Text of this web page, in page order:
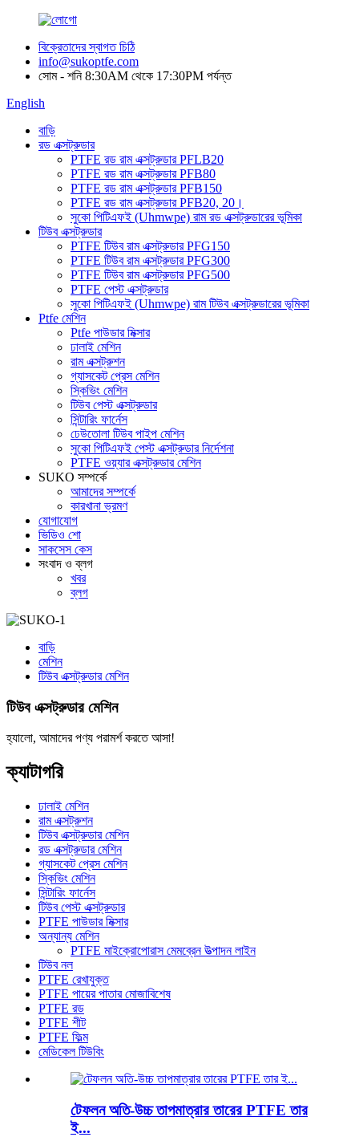
বিক্রেতাদের স্বাগত চিঠি
info@sukoptfe.com
সোম - শনি 8:30AM থেকে 17:30PM পর্যন্ত
English
বাড়ি
রড এক্সট্রুডার
PTFE রড রাম এক্সট্রুডার PFLB20
PTFE রড রাম এক্সট্রুডার PFB80
PTFE রড রাম এক্সট্রুডার PFB150
PTFE রড রাম এক্সট্রুডার PFB20, 20।
সুকো পিটিএফই (Uhmwpe) রাম রড এক্সট্রুডারের ভূমিকা
টিউব এক্সট্রুডার
PTFE টিউব রাম এক্সট্রুডার PFG150
PTFE টিউব রাম এক্সট্রুডার PFG300
PTFE টিউব রাম এক্সট্রুডার PFG500
PTFE পেস্ট এক্সট্রুডার
সুকো পিটিএফই (Uhmwpe) রাম টিউব এক্সট্রুডারের ভূমিকা
Ptfe মেশিন
Ptfe পাউডার মিক্সার
ঢালাই মেশিন
রাম এক্সট্রুশন
গ্যাসকেট প্রেস মেশিন
স্কিভিং মেশিন
টিউব পেস্ট এক্সট্রুডার
সিন্টারিং ফার্নেস
ঢেউতোলা টিউব পাইপ মেশিন
সুকো পিটিএফই পেস্ট এক্সট্রুডার নির্দেশনা
PTFE ওয়্যার এক্সট্রুডার মেশিন
SUKO সম্পর্কে
আমাদের সম্পর্কে
কারখানা ভ্রমণ
যোগাযোগ
ভিডিও শো
সাকসেস কেস
সংবাদ ও ব্লগ
খবর
ব্লগ
বাড়ি
মেশিন
টিউব এক্সট্রুডার মেশিন
টিউব এক্সট্রুডার মেশিন
হ্যালো, আমাদের পণ্য পরামর্শ করতে আসা!
ক্যাটাগরি
ঢালাই মেশিন
রাম এক্সট্রুশন
টিউব এক্সট্রুডার মেশিন
রড এক্সট্রুডার মেশিন
গ্যাসকেট প্রেস মেশিন
স্কিভিং মেশিন
সিন্টারিং ফার্নেস
টিউব পেস্ট এক্সট্রুডার
PTFE পাউডার মিক্সার
অন্যান্য মেশিন
PTFE মাইক্রোপোরাস মেমব্রেন উত্পাদন লাইন
টিউব নল
PTFE রেখাযুক্ত
PTFE পায়ের পাতার মোজাবিশেষ
PTFE রড
PTFE শীট
PTFE ফিল্ম
মেডিকেল টিউবিং
টেফলন অতি-উচ্চ তাপমাত্রার তারের PTFE তার
ই...